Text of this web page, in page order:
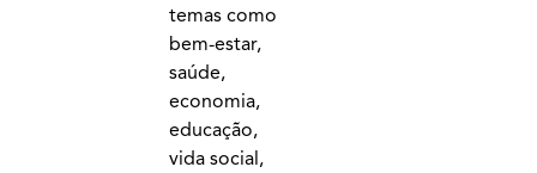
temas como
bem-estar,
saúde,
economia,
educação,
vida social,